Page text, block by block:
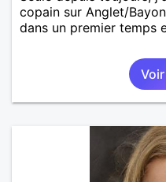
copain sur Anglet/
dans un premier temps